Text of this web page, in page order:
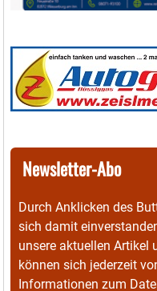
Newsletter-Abo
Durch Anklicken des
sich damit
unsere aktuellen Artikel
können sich jederzeit
Informationen zum